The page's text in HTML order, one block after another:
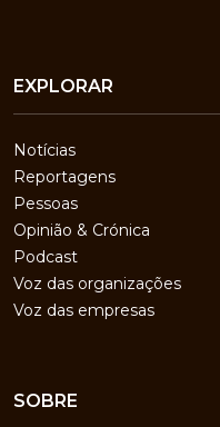
EXPLORAR
Notícias
Reportagens
Pessoas
Opinião & Crónica
Podcast
Voz das organizações
Voz das empresas
SOBRE